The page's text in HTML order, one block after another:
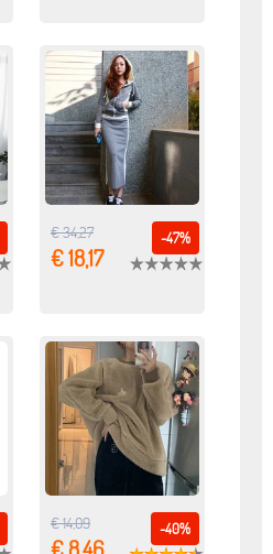
-47%
€ 34,27
€ 18,17
-40%
€ 14,09
€ 8,46